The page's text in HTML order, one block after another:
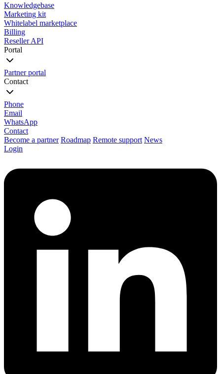
Knowledgebase
Marketing kit
Whitelabel marketplace
Billing
Reseller API
Portal
Partner portal
Contact
Phone
Email
WhatsApp
Contact
Become a partner Roadmap Remote support News
Login